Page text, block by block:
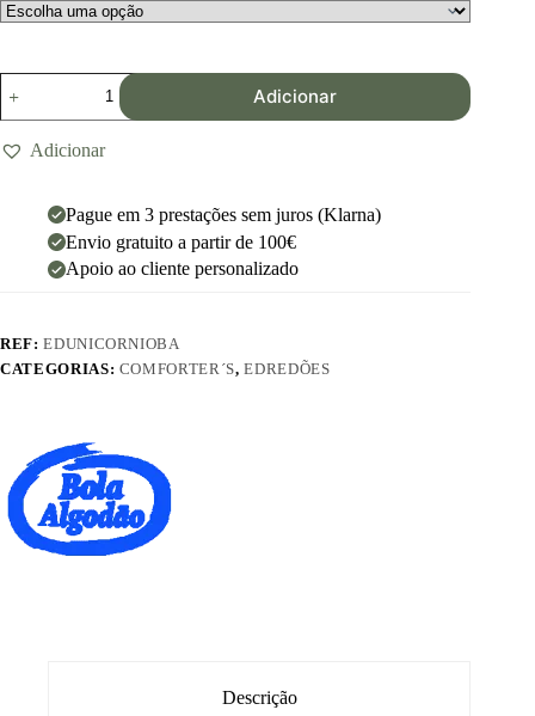
Adicionar
Adicionar
Pague em 3 prestações sem juros (Klarna)
Envio gratuito a partir de 100€
Apoio ao cliente personalizado
REF:EDUNICORNIOBA
CATEGORIAS: COMFORTER´S,EDREDÕES
Descrição